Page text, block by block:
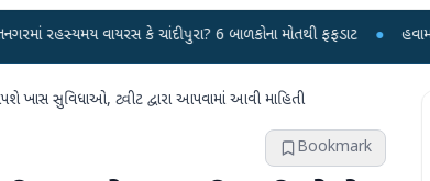
કે ચાંદીપુરા? 6 બાળકોના મોતથી ફફડાટ ● હવામાન વિભાગે 18
ખાસ સુવિધાઓ, ટ્વીટ દ્વારા આપવામાં આવી માહિતી
Bookmark